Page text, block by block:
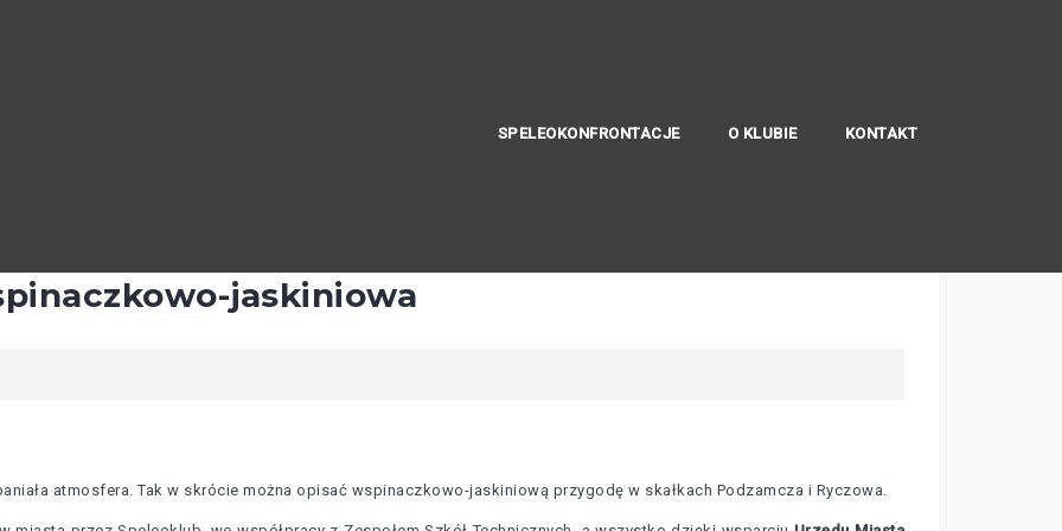
SPELEOKONFRONTACJE O KLUBIE KONTAKT
jaskiniowa
atmosfera. Tak w skrócie można opisać wspinaczkowo-jaskiniową przygodę w skałkach Podzamcza i Ryczowa.